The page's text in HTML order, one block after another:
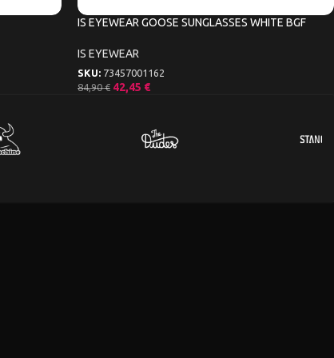
IS EYEWEAR GOOSE SUNGLASSES WHITE BGF
IS EYEWEAR
SKU: 73457001162
84,90€ 42,45 €